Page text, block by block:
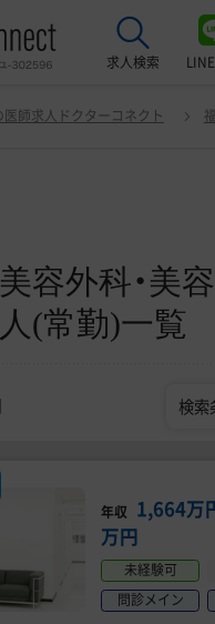
求人検索
学ご希望の方はこちら
トの強み
介
お役立ちコンテンツ
見学・研修情報
容皮膚科の医師転職体験談
医師求人ドクターコネクト
容外科・美
(常勤)一覧
検索
・美容皮膚科の医師求人(常
年収 1,664万
万円
未経験可
問診メイン